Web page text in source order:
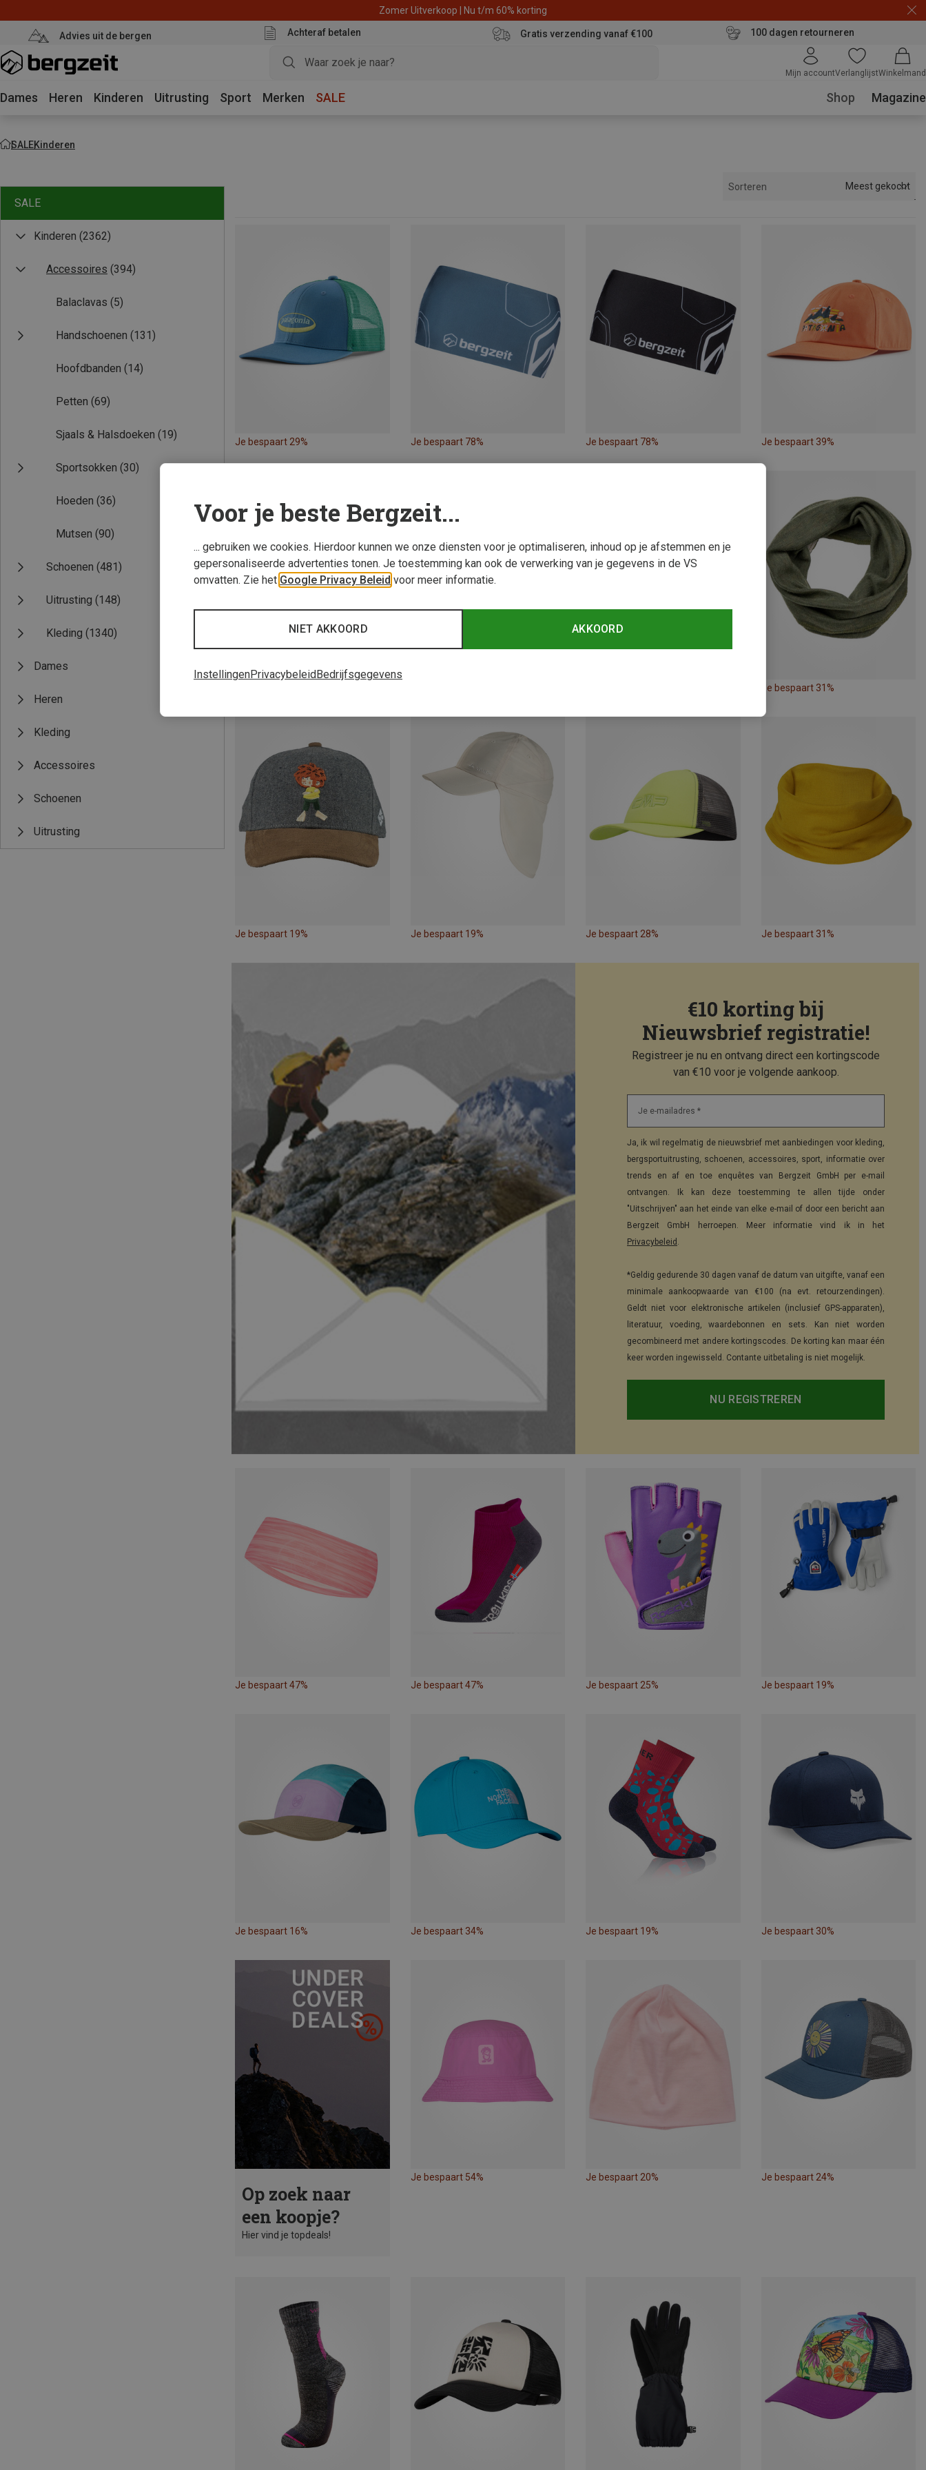
Zomer Uitverkoop | Nu t/m 60% korting
Advies uit de bergen Achteraf betalen Gratis verzending vanaf €100 100 dagen retourneren
Mijn accountVerlanglijstWinkelmand
Dames Heren Kinderen Uitrusting Sport Merken SALE Shop Magazine
SALEKinderen
SALE
Kinderen (2362)
Accessoires (394)
Balaclavas (5)
Handschoenen (131)
Hoofdbanden (14)
Petten (69)
Sjaals & Halsdoeken (19)
Sportsokken (30)
Hoeden (36)
Mutsen (90)
Schoenen (481)
Uitrusting (148)
Kleding (1340)
Dames
Heren
Kleding
Accessoires
Schoenen
Uitrusting
Sorteren Meest gekocht
Je bespaart 29% Je bespaart 78% Je bespaart 78% Je bespaart 39%
Je bespaart 31%
Je bespaart 19% Je bespaart 19% Je bespaart 28% Je bespaart 31%
€10 korting bij
Nieuwsbrief registratie!
Registreer je nu en ontvang direct een kortingscode
van €10 voor je volgende aankoop.
Je e-mailadres *
Ja, ik wil regelmatig de nieuwsbrief met aanbiedingen voor kleding,
bergsportuitrusting, schoenen, accessoires, sport, informatie over
trends en af en toe enquêtes van Bergzeit GmbH per e-mail
ontvangen. Ik kan deze toestemming te allen tijde onder
"Uitschrijven" aan het einde van elke e-mail of door een bericht aan
Bergzeit GmbH herroepen. Meer informatie vind ik in het
Privacybeleid .
*Geldig gedurende 30 dagen vanaf de datum van uitgifte, vanaf een
minimale aankoopwaarde van €100 (na evt. retourzendingen).
Geldt niet voor elektronische artikelen (inclusief GPS-apparaten),
literatuur, voeding, waardebonnen en sets. Kan niet worden
gecombineerd met andere kortingscodes. De korting kan maar één
keer worden ingewisseld. Contante uitbetaling is niet mogelijk.
NU REGISTREREN
Je bespaart 47% Je bespaart 47% Je bespaart 25% Je bespaart 19%
Je bespaart 16% Je bespaart 34% Je bespaart 19% Je bespaart 30%
Op zoek naar
een koopje?
Hier vind je topdeals!
Je bespaart 54% Je bespaart 20% Je bespaart 24%
Voor je beste Bergzeit...
... gebruiken we cookies. Hierdoor kunnen we onze diensten voor je optimaliseren, inhoud op je afstemmen en je
gepersonaliseerde advertenties tonen. Je toestemming kan ook de verwerking van je gegevens in de VS
omvatten. Zie het Google Privacy Beleid voor meer informatie.
AKKOORD
NIET AKKOORD
InstellingenPrivacybeleidBedrijfsgegevens